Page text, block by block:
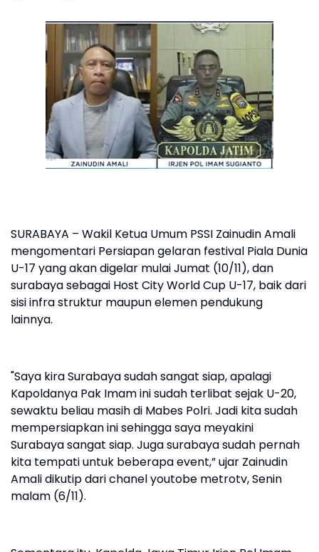
SURABAYA – Wakil Ketua Umum PSSI Zainudin Amali
mengomentari Persiapan gelaran festival Piala Dunia
U-17 yang akan digelar mulai Jumat (10/11), dan
surabaya sebagai Host City World Cup U-17, baik dari
sisi infra struktur maupun elemen pendukung
lainnya.
"Saya kira Surabaya sudah sangat siap, apalagi
Kapoldanya Pak Imam ini sudah terlibat sejak U-20,
sewaktu beliau masih di Mabes Polri. Jadi kita sudah
mempersiapkan ini sehingga saya meyakini
Surabaya sangat siap. Juga surabaya sudah pernah
kita tempati untuk beberapa event,” ujar Zainudin
Amali dikutip dari chanel youtobe metrotv, Senin
malam (6/11).